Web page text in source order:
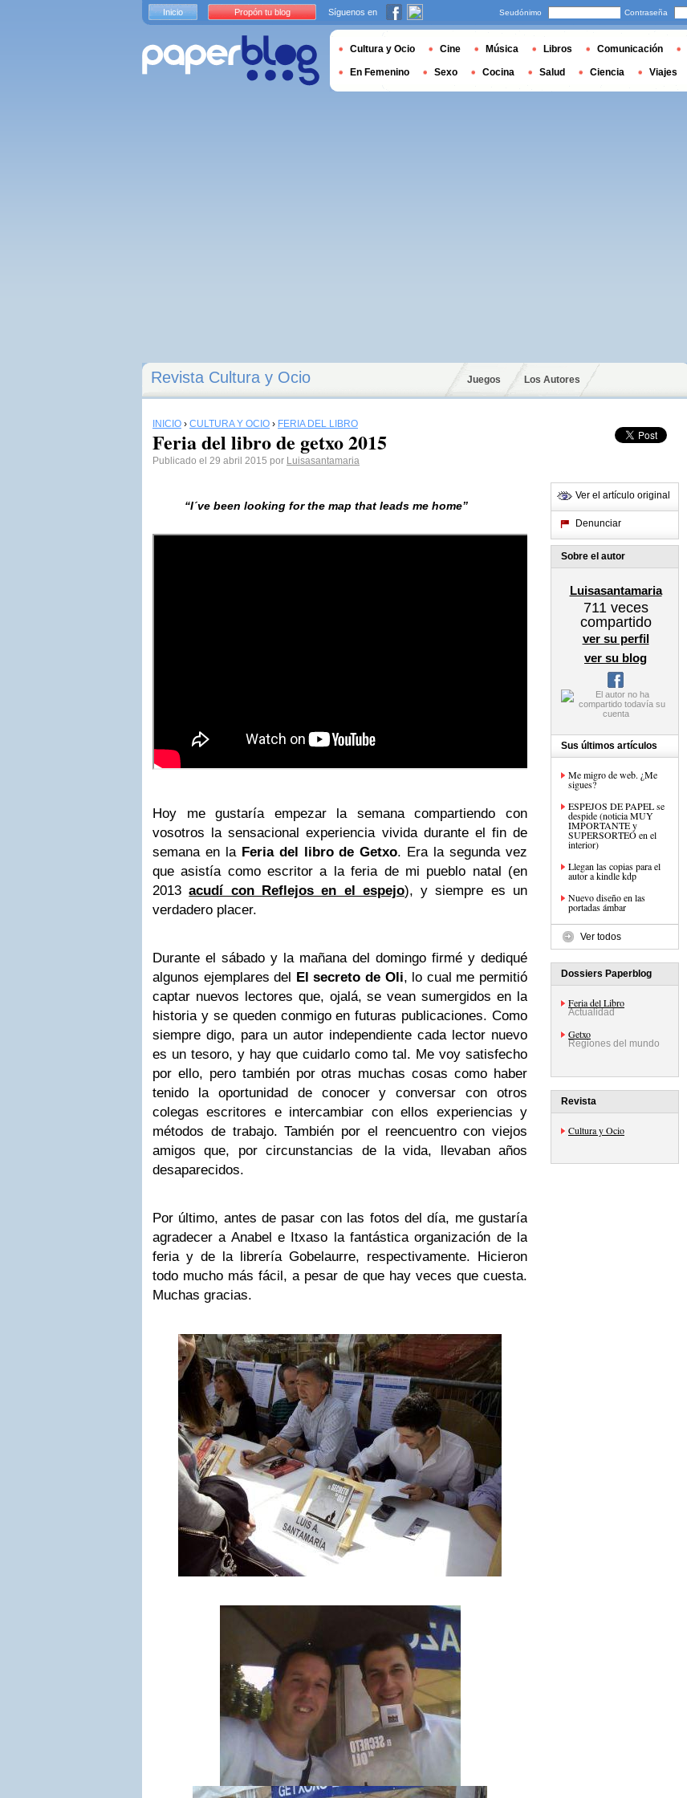
Revista Cultura y Ocio Juegos Los Autores
INICIO › CULTURA Y OCIO › FERIA DEL LIBRO
Feria del libro de getxo 2015
Publicado el 29 abril 2015 por Luisasantamaria
“I´ve been looking for the map that leads me home”
Hoy me gustaría empezar la semana compartiendo con
vosotros la sensacional experiencia vivida durante el fin de
semana en la Feria del librode Getxo. Era la segunda vez
que asistía como escritor a la feria de mi pueblo natal (en
2013acudí con Reflejos en el espejo), y siempre es un
verdadero placer.
Durante el sábado y la mañana del domingo firmé y dediqué
algunos ejemplares del El secreto de Oli, lo cual me permitió
captar nuevos lectores que, ojalá, se vean sumergidos en la
historia y se queden conmigo en futuras publicaciones. Como
siempre digo, para un autor independiente cada lector nuevo
es un tesoro, y hay que cuidarlo como tal. Me voy satisfecho
por ello, pero también por otras muchas cosas como haber
tenido la oportunidad de conocer y conversar con otros
colegas escritores e intercambiar con ellos experiencias y
métodos de trabajo. También por el reencuentro con viejos
amigos que, por circunstancias de la vida, llevaban años
desaparecidos.
Por último, antes de pasar con las fotos del día, me gustaría
agradecer a Anabel e Itxaso la fantástica organización de la
feria y de la librería Gobelaurre, respectivamente. Hicieron
todo mucho más fácil, a pesar de que hay veces que cuesta.
Muchas gracias.
Ver el artículo original
Denunciar
Sobre el autor
Luisasantamaria
711veces
compartido
ver su perfil
ver su blog
Sus últimos artículos
Me migro de web. ¿Me
sigues?
ESPEJOS DE PAPEL se
despide (noticia MUY
IMPORTANTE y
SUPERSORTEO en el
interior)
Llegan las copias para el
autor a kindle kdp
Nuevo diseño en las
portadas ámbar
Ver todos
Dossiers Paperblog
Feria del Libro
Actualidad
Getxo
Regiones del mundo
Revista
Cultura y Ocio
Inicio Propón tu blog Síguenos en Seudónimo Contraseña
Cultura y Ocio Cine Música Libros Comunicación
En Femenino Sexo Cocina Salud Ciencia Viajes